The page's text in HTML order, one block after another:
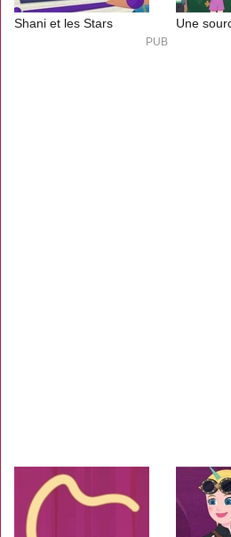
Shani et les Stars